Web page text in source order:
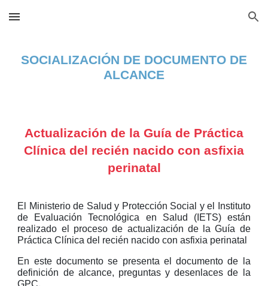
Skip to main content Skip to navigation
SOCIALIZACIÓN DE DOCUMENTO DE
ALCANCE
Actualización de la Guía de Práctica
Clínica del recién nacido con asfixia
perinatal
El Ministerio de Salud y Protección Social y el Instituto
de Evaluación Tecnológica en Salud (IETS) están
realizado el proceso de actualización de la Guía de
Práctica Clínica del recién nacido con asfixia perinatal
En este documento se presenta el documento de la
definición de alcance, preguntas y desenlaces de la
GPC.